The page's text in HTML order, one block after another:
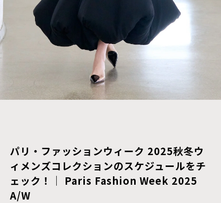
パリ・ファッションウィーク 2025秋冬ウ
ィメンズコレクションのスケジュールをチ
ェック！｜ Paris Fashion Week 2025
A/W